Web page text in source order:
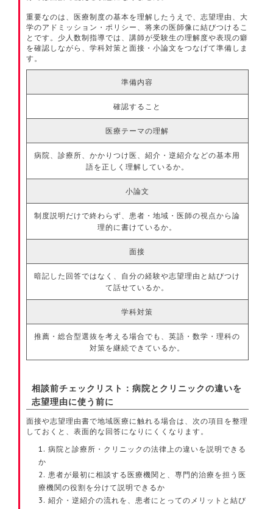
重要なのは、医療制度の基本を理解したうえで、志望理由、大
学のアドミッション・ポリシー、将来の医師像に結びつけるこ
とです。少人数制指導では、講師が受験生の理解度や表現の癖
を確認しながら、学科対策と面接・小論文をつなげて準備しま
す。
準備内容
確認すること
医療テーマの理解
病院、診療所、かかりつけ医、紹介・逆紹介などの基本用
語を正しく理解しているか。
小論文
制度説明だけで終わらず、患者・地域・医師の視点から論
理的に書けているか。
面接
暗記した回答ではなく、自分の経験や志望理由と結びつけ
て話せているか。
学科対策
推薦・総合型選抜を考える場合でも、英語・数学・理科の
対策を継続できているか。
相談前チェックリスト：病院とクリニックの違いを
志望理由に使う前に
面接や志望理由書で地域医療に触れる場合は、次の項目を整理
しておくと、表面的な回答になりにくくなります。
病院と診療所・クリニックの法律上の違いを説明できる
か
患者が最初に相談する医療機関と、専門的治療を担う医
療機関の役割を分けて説明できるか
紹介・逆紹介の流れを、患者にとってのメリットと結び